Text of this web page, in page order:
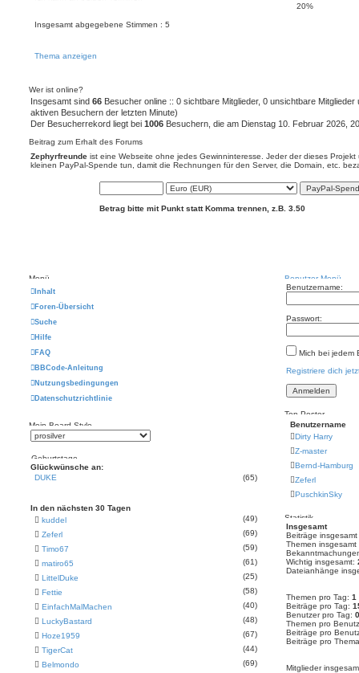
20%
Insgesamt abgegebene Stimmen : 5
Thema anzeigen
Wer ist online?
Insgesamt sind 66 Besucher online :: 0 sichtbare Mitglieder, 0 unsichtbare
aktiven Besuchern der letzten Minute)
Der Besucherrekord liegt bei 1006 Besuchern, die am Dienstag 10. Februar 2026,
Beitrag zum Erhalt des Forums
Zephyrfreunde ist eine Webseite ohne jedes Gewinninteresse. Jeder der dieses
kleinen PayPal-Spende tun, damit die Rechnungen für den Server, die Domain, etc.
Betrag bitte mit Punkt statt Komma trennen, z.B. 3.50
Menü
Inhalt
Foren-Übersicht
Suche
Hilfe
FAQ
BBCode-Anleitung
Nutzungsbedingungen
Datenschutzrichtlinie
Mein Board-Style
Geburtstage
Glückwünsche an:
DUKE
(65)
In den nächsten 30 Tagen
kuddel
(49)
Zeferl
(69)
Timo67
(59)
matiro65
(61)
LittelDuke
(25)
Fettie
(58)
EinfachMalMachen
(40)
LuckyBastard
(48)
Hoze1959
(67)
TigerCat
(44)
Belmondo
(69)
Benutzer-Menü
Benutzername:
Passwort:
Mich bei jedem
Registriere dich
Top Poster
Benutzername
Dirty Harry
Z-master
Bernd-Hamburg
Zeferl
PuschkinSky
Statistik
Insgesamt
Beiträge insgesamt
Themen insgesamt
Wichtig insgesamt:
Dateianhänge
Themen pro Tag: 1
Beiträge pro Tag:
Benutzer pro Tag: 0
Themen pro
Beiträge pro
Beiträge pro
Mitglieder